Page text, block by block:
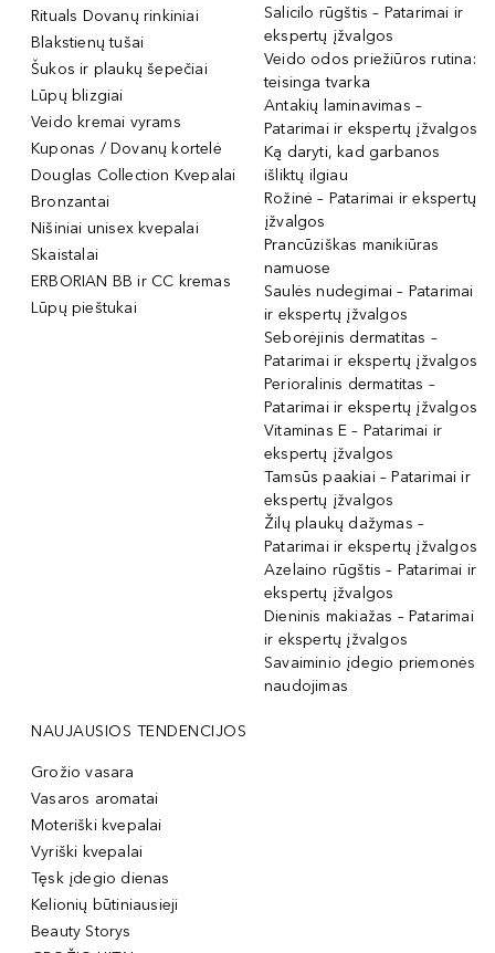
Rituals Dovanų rinkiniai
Blakstienų tušai
Šukos ir plaukų šepečiai
Lūpų blizgiai
Veido kremai vyrams
Kuponas / Dovanų kortelė
Douglas Collection Kvepalai
Bronzantai
Nišiniai unisex kvepalai
Skaistalai
ERBORIAN BB ir CC kremas
Lūpų pieštukai
Salicilo rūgštis – Patarimai ir
ekspertų įžvalgos
Veido odos priežiūros rutina:
teisinga tvarka
Antakių laminavimas –
Patarimai ir ekspertų įžvalgos
Ką daryti, kad garbanos
išliktų ilgiau
Rožinė – Patarimai ir ekspertų
įžvalgos
Prancūziškas manikiūras
namuose
Saulės nudegimai – Patarimai
ir ekspertų įžvalgos
Seborėjinis dermatitas –
Patarimai ir ekspertų įžvalgos
Perioralinis dermatitas –
Patarimai ir ekspertų įžvalgos
Vitaminas E – Patarimai ir
ekspertų įžvalgos
Tamsūs paakiai – Patarimai ir
ekspertų įžvalgos
Žilų plaukų dažymas –
Patarimai ir ekspertų įžvalgos
Azelaino rūgštis – Patarimai ir
ekspertų įžvalgos
Dieninis makiažas – Patarimai
ir ekspertų įžvalgos
Savaiminio įdegio priemonės
naudojimas
NAUJAUSIOS TENDENCIJOS
Grožio vasara
Vasaros aromatai
Moteriški kvepalai
Vyriški kvepalai
Tęsk įdegio dienas
Kelionių būtiniausieji
Beauty Storys